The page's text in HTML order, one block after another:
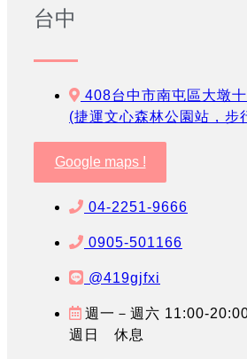
台中
408台中市南屯區大墩
(捷運文心森林公園站，步
Google maps !
04-2251-9666
0905-501166
@419gjfxi
週一－週六 11:00-
週日 休息